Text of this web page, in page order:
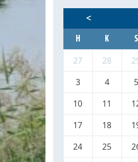
<
H K S
27 28
3
4 5
10
11
17
18
24
25